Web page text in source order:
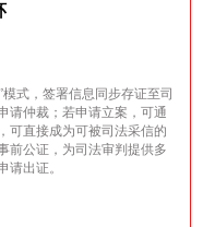
式，签署信息同步存证至司
请仲裁；若申请立案，可通
可直接成为可被司法采信的
前公证，为司法审判提供多
请出证。